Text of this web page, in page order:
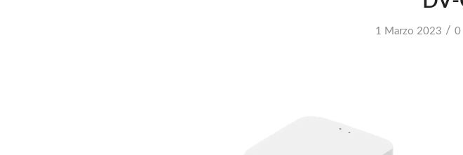
1 Marzo 2023 / 0